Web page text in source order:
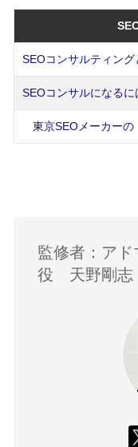
SEOコンサルティング
SEOコンサルになるに
東京SEOメーカー
監修者：ア
役 天野剛志